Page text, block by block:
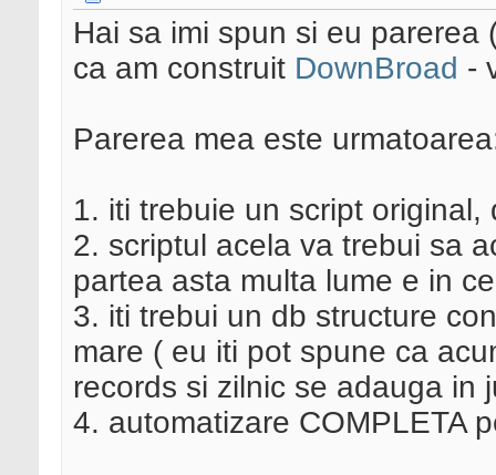
Hai sa imi spun si eu
ca am construit DownBroad -
Parerea mea este
1. iti trebuie un script original,
2. scriptul acela va trebui sa
partea asta multa lume e in
3. iti trebui un db structure
mare ( eu iti pot spune ca
records si zilnic se adauga in
4. automatizare COMPLETA